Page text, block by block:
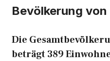
Bevölkerung
Die
beträgt 389